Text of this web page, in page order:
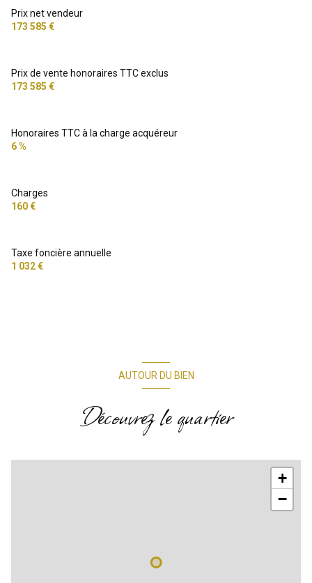
Prix net vendeur
173 585 €
Prix de vente honoraires TTC exclus
173 585 €
Honoraires TTC à la charge acquéreur
6 %
Charges
160 €
Taxe foncière annuelle
1 032 €
AUTOUR DU BIEN
Découvrez le quartier
+
−